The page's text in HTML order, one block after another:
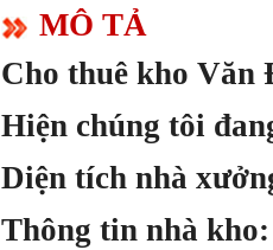
MÔ TẢ
Cho thuê kho
Hiện chúng tôi
Diện tích nhà
Thông tin nhà kho: